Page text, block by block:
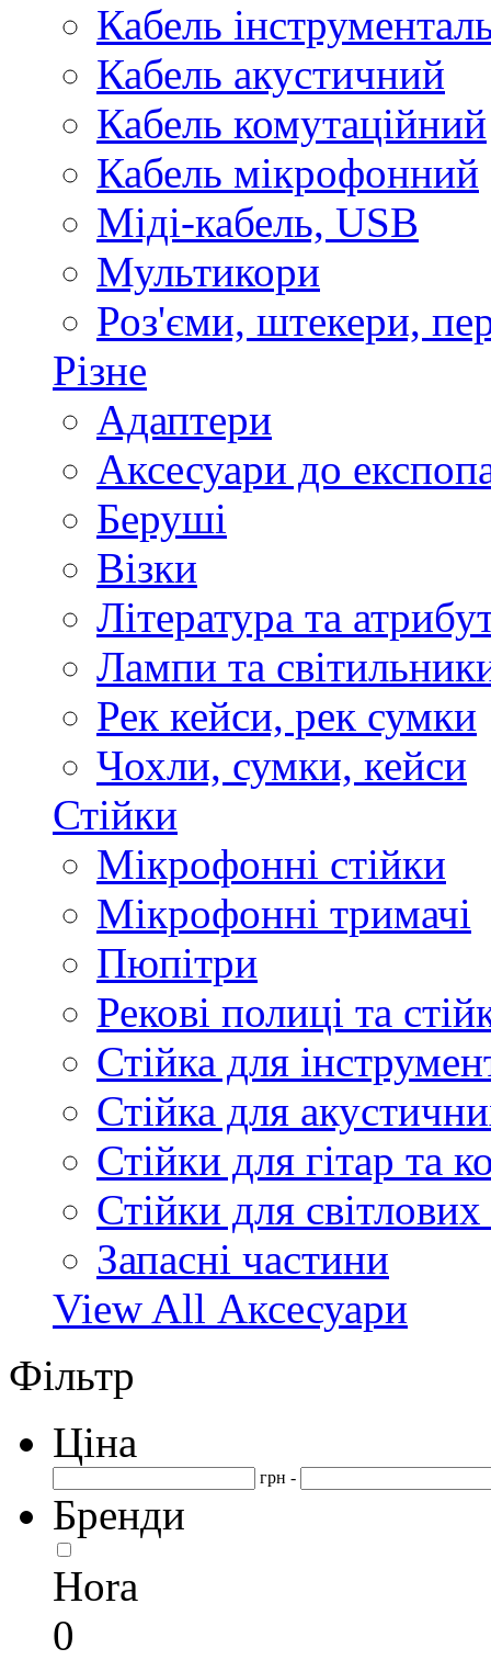
Кабель
Кабель акустичний
Кабель комутаційний
Кабель мікрофонний
Міді-кабель, USB
Мультикори
Роз'єми, штекери,
Різне
Адаптери
Аксесуари до
Беруші
Візки
Література та
Лампи та
Рек кейси, рек сумки
Чохли, сумки, кейси
Стійки
Мікрофонні стійки
Мікрофонні тримачі
Пюпітри
Рекові полиці та
Стійка для
Стійка для
Стійки для гітар та
Стійки для
Запасні частини
View All Аксесуари
Фільтр
Ціна
грн -
Бренди
Hora
0